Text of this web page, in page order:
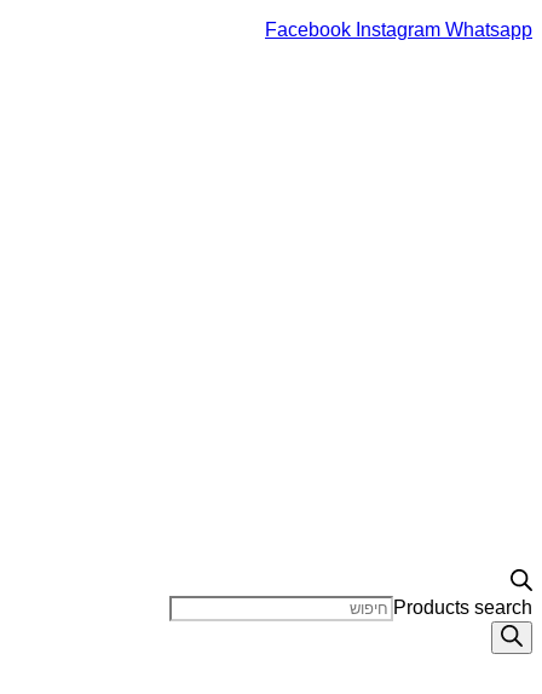
Facebook Instagram Whatsapp
Products search